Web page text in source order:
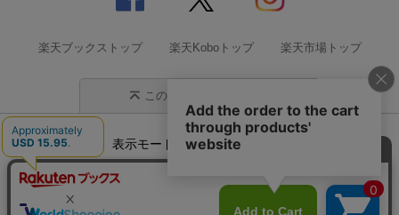
楽天ブックストップ 楽天Koboトップ 楽天市場トップ
このページの先頭に戻る
表示モード モバイル
企業情報 個人情報保護方針